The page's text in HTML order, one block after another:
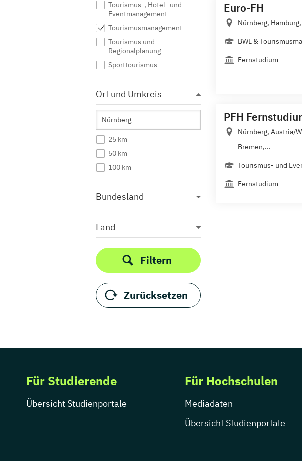
Tourismus-, Hotel- und
Eventmanagement
Tourismusmanagement
Tourismus und
Regionalplanung
Sporttourismus
Ort und Umkreis
25 km
50 km
100 km
Bundesland
Land
Filtern
Zurücksetzen
Euro-FH
Nürnberg,
BWL &
Fernstudium
PFH
Nürnberg, Austria/
Bremen,...
Tourismus- und
Fernstudium
Für Studierende
Übersicht Studienportale
Für Hochschulen
Mediadaten
Übersicht Studienportale